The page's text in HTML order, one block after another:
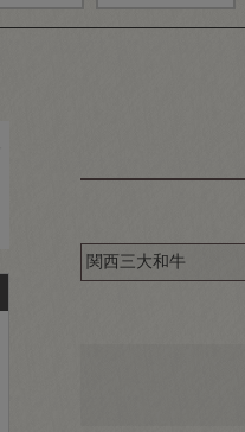
関西三大和牛